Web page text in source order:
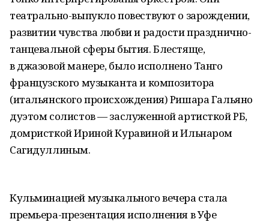
театрально-выпукло повествуют о зарождении,
развитии чувства любви и радости празднично-
танцевальной сферы бытия. Блестяще,
в джазовой манере, было исполнено Танго
французского музыканта и композитора
(итальянского происхождения) Ришара Гальяно
дуэтом солистов — заслуженной артисткой РБ,
домристкой Ириной Куравиной и Ильнаром
Сагидуллиным.
Кульминацией музыкального вечера стала
премьера-презентация исполнения в Уфе